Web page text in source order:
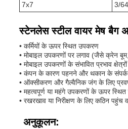
7x7
3/
स्टेनलेस स्टील वायर मेष बैग
• कर्मियों के ऊपर स्थित उपकरण
• मोबाइल उपकरणों पर लगाव (जैसे क्रेन
• मोबाइल उपकरणों के संभावित प्रभाव
• कंपन के कारण पहनने और थकान के
• ऑक्सीकरण और गैल्वैनिक जंग के लिए
• महत्वपूर्ण या महंगे उपकरणों के ऊपर
• रखरखाव या निरीक्षण के लिए कठिन पहुंच
अनुकूलन: